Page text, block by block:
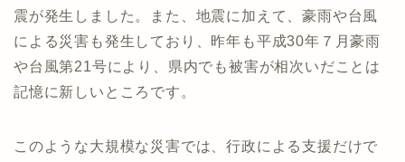
震が発生しました。また、地震に加えて、豪雨や台風
による災害も発生しており、昨年も平成30年７月豪雨
や台風第21号により、県内でも被害が相次いだことは
記憶に新しいところです。
このような大規模な災害では、行政による支援だけで